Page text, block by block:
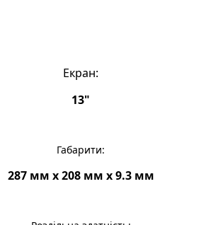
Екран:
13"
Габарити:
287 мм x 208 мм x 9.3 мм